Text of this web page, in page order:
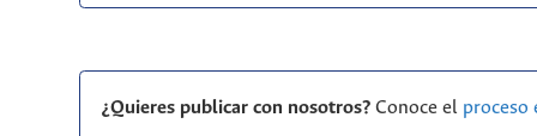
¿Quieres publicar con nosotros?Conoce el